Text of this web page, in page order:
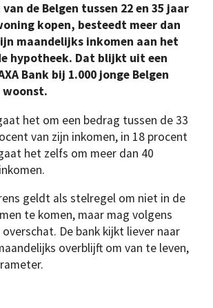
de Belgen tussen 22 en 35 jaar
kopen, besteedt meer dan
maandelijks inkomen aan het
hypotheek. Dat blijkt uit een
Bank bij 1.000 jonge Belgen
woonst.
het om een bedrag tussen de 33
van zijn inkomen, in 18 procent
het zelfs om meer dan 40
geldt als stelregel om niet in de
te komen, maar mag volgens
De bank kijkt liever naar
overblijft om van te leven,